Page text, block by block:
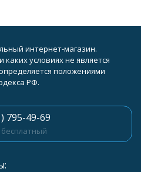
интернет-магазин.
условиях не является
положениями
РФ.
795-49-69